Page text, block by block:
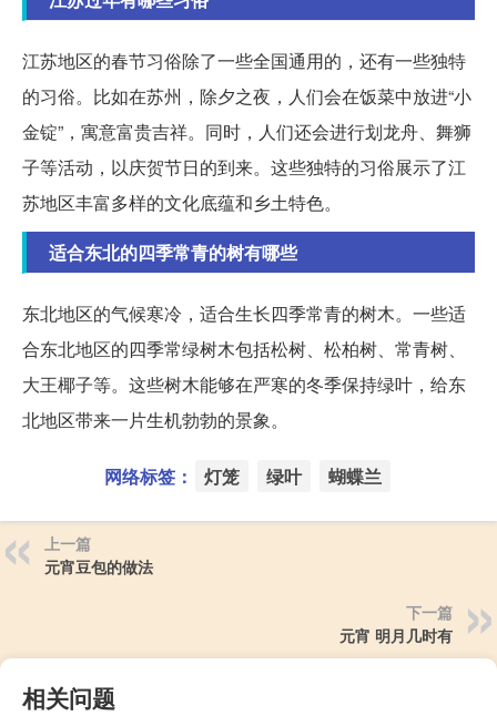
江苏地区的春节习俗除了一些全国通用的，还有一些独特
的习俗。比如在苏州，除夕之夜，人们会在饭菜中放进“小
金锭”，寓意富贵吉祥。同时，人们还会进行划龙舟、舞狮
子等活动，以庆贺节日的到来。这些独特的习俗展示了江
苏地区丰富多样的文化底蕴和乡土特色。
适合东北的四季常青的树有哪些
东北地区的气候寒冷，适合生长四季常青的树木。一些适
合东北地区的四季常绿树木包括松树、松柏树、常青树、
大王椰子等。这些树木能够在严寒的冬季保持绿叶，给东
北地区带来一片生机勃勃的景象。
网络标签： 灯笼 绿叶 蝴蝶兰
上一篇
元宵豆包的做法
下一篇
元宵 明月几时有
相关问题